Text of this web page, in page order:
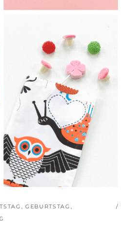
,GEBURTSTAG ,